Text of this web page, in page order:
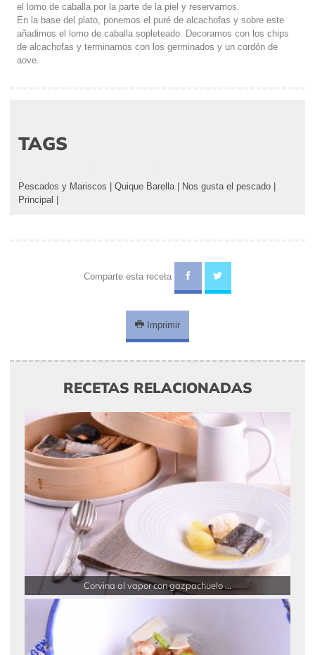
el lomo de caballa por la parte de la piel y reservamos.
En la base del plato, ponemos el puré de alcachofas y sobre este
añadimos el lomo de caballa sopleteado. Decoramos con los chips
de alcachofas y terminamos con los germinados y un cordón de
aove.
TAGS
Pescados y Mariscos | Quique Barella | Nos gusta el pescado |
Principal |
Comparte esta receta
Imprimir
RECETAS RELACIONADAS
Corvina al vapor con gazpachuelo ...